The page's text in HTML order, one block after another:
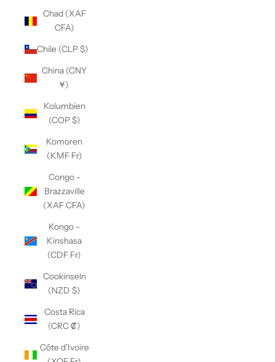
Chad (XAF
CFA)
Chile (CLP $)
China (CNY
¥)
Kolumbien
(COP $)
Komoren
(KMF Fr)
Congo -
Brazzaville
(XAF CFA)
Kongo -
Kinshasa
(CDF Fr)
Cookinseln
(NZD $)
Costa Rica
(CRC ₡)
Côte d'Ivoire